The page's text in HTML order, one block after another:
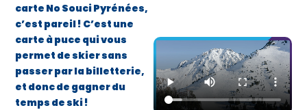
carte No Souci Pyrénées,
c’est pareil ! C’est une
carte à puce qui vous
permet de skier sans
passer par la billetterie,
et donc de gagner du
temps de ski !